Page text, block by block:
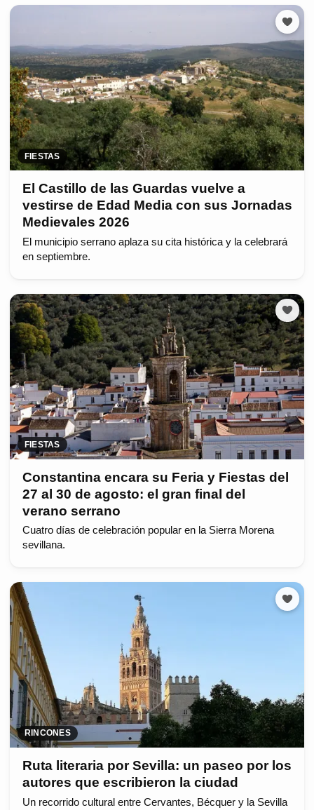
FIESTAS
El Castillo de las Guardas vuelve a
vestirse de Edad Media con sus Jornadas
Medievales 2026
El municipio serrano aplaza su cita histórica y la celebrará
en septiembre.
FIESTAS
Constantina encara su Feria y Fiestas del
27 al 30 de agosto: el gran final del
verano serrano
Cuatro días de celebración popular en la Sierra Morena
sevillana.
RINCONES
Ruta literaria por Sevilla: un paseo por los
autores que escribieron la ciudad
Un recorrido cultural entre Cervantes, Bécquer y la Sevilla